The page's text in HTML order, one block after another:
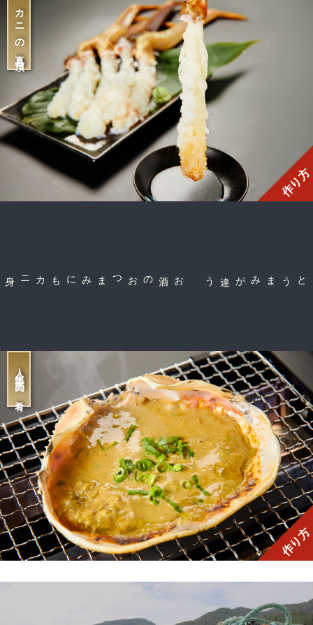
カニの真骨頂
作り方
人生最高の肴
作り方
コクとうまみが違う
お酒のおつまみにも